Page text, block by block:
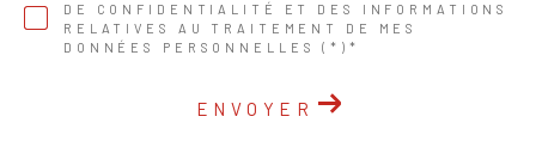
DE CONFIDENTIALITÉ ET DES INFORMATIONS
RELATIVES AU TRAITEMENT DE MES
DONNÉES PERSONNELLES (*)*
ENVOYER